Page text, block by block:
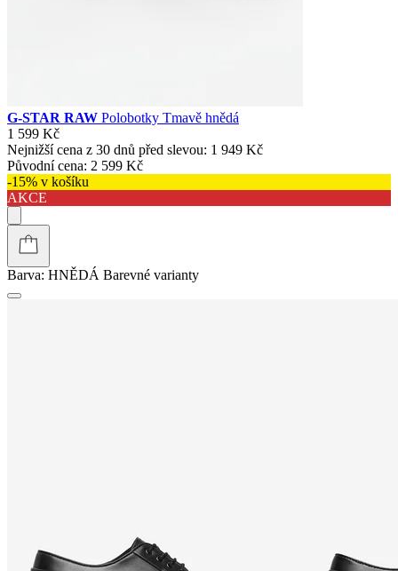
G-STAR RAW Polobotky Tmavě hnědá
1 599 Kč
Nejnižší cena z 30 dnů před slevou: 1 949 Kč
Původní cena: 2 599 Kč
-15% v košíku
AKCE
Barva: HNĚDÁ Barevné varianty